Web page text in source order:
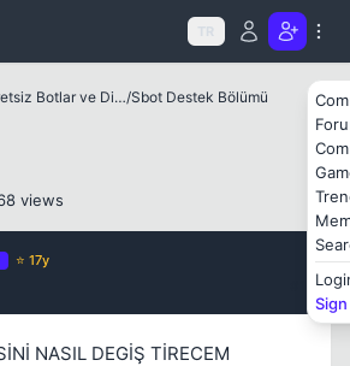
TR
iSro Ücretsiz Botlar ve Diğer Programlar/Sbot Destek Bölümü
views
⭐ 17y
NASIL DEGİŞ TİRECEM
Kapat